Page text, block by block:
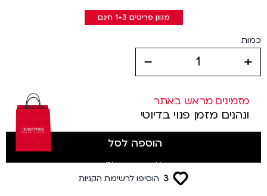
מגוון פריטים 1+3 חינם
כמות
מזמינים מראש באתר
ונהנים מזמן פנוי בדיוטי
הוספה לסל
(לטסים מטרמינל 3)
3 הוסיפו לרשימת הקניות